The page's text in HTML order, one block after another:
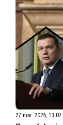
27 mar. 2026, 13:07